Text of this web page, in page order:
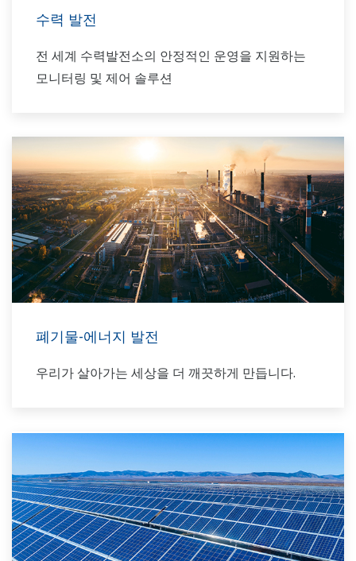
수력 발전
전 세계 수력발전소의 안정적인 운영을 지원하는
모니터링 및 제어 솔루션
폐기물-에너지 발전
우리가 살아가는 세상을 더 깨끗하게 만듭니다.